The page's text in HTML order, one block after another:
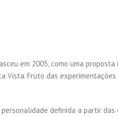
em 2005, como uma proposta
Vista. Fruto das experimentações
personalidade definida a partir